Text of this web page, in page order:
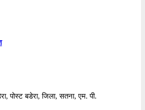
पोस्ट बडेरा, जिला, सतना, एम. पी.